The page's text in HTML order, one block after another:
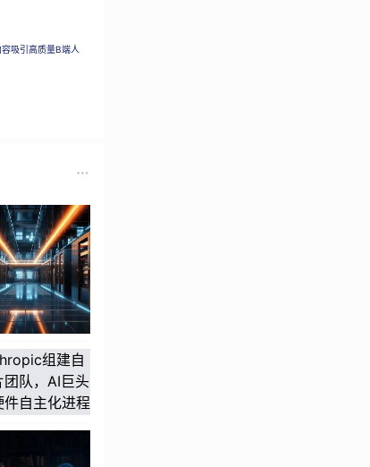
程，每一位
革，仍然停
变化。
工程师的深
们开始思考
上的涌现。
自己的描述
的工作方式
下文管理、
吸引高质量B端人